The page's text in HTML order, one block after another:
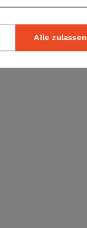
Alle zulassen